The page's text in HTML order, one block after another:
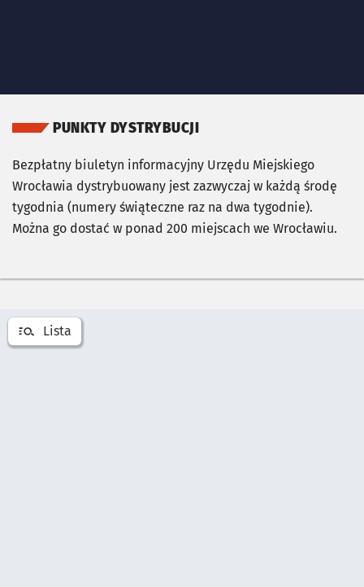
PUNKTY DYSTRYBUCJI
Bezpłatny biuletyn informacyjny Urzędu Miejskiego
Wrocławia dystrybuowany jest zazwyczaj w każdą środę
tygodnia (numery świąteczne raz na dwa tygodnie).
Można go dostać w ponad 200 miejscach we Wrocławiu.
Otwórz listę miejsć
Lista